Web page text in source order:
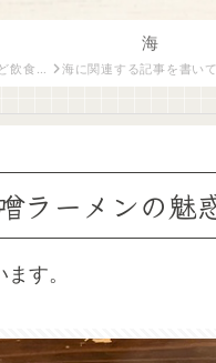
ご紹介します。
海
海に関連する記事を書いていま
ラーメンの魅
す。